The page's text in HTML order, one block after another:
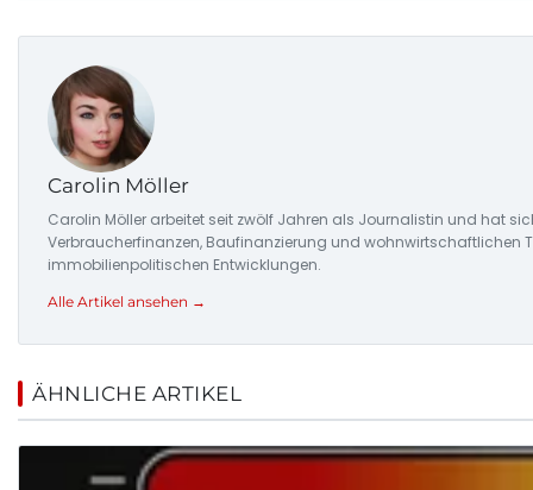
Carolin Möller
Carolin Möller arbeitet seit zwölf Jahren als Journalistin und hat
Verbraucherfinanzen, Baufinanzierung und wohnwirtschaftlichen
immobilienpolitischen Entwicklungen.
Alle Artikel ansehen →
ÄHNLICHE ARTIKEL